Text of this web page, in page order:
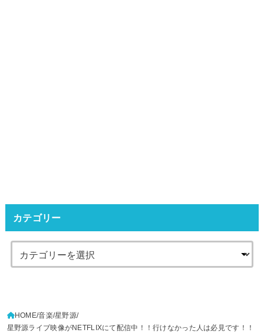
カテゴリー
HOME 音楽 星野源
星野源ライブ映像がNETFLIXにて配信中！！行けなかった人は必見です！！